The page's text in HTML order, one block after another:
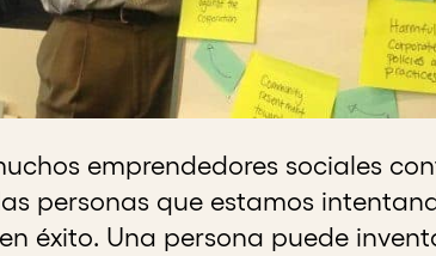
emprendedores sociales
personas que estamos
éxito. Una persona puede